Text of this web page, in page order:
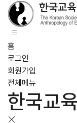
홈
로그인
회원가입
전체메뉴
한국교